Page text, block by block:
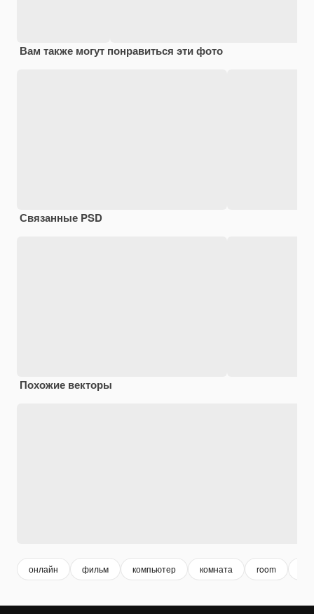
Вам также могут понравиться эти фото
Связанные PSD
Похожие векторы
онлайн фильм компьютер комната room